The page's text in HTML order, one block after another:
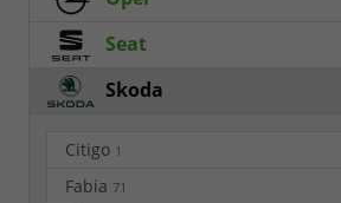
Seat
Skoda
Citigo 1
Fabia 71